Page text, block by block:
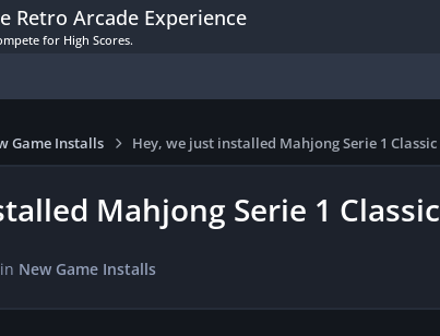
Retro Arcade Experience
for High Scores.
Game Installs Hey, we just installed Mahjong Serie 1 Classic
Mahjong Serie 1 Classic
in New Game Installs